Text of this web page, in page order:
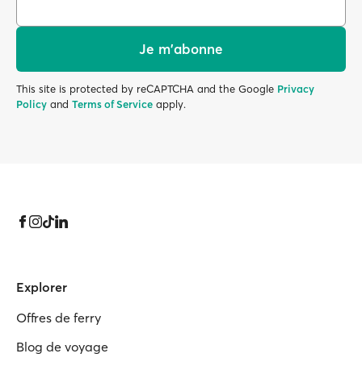
Je m'abonne
This site is protected by reCAPTCHA and the Google Privacy
Policy and Terms of Service apply.
Explorer
Offres de ferry
Blog de voyage